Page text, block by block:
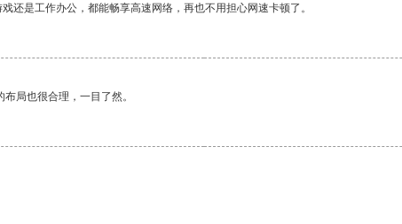
还是工作办公，都能畅享高速网络，再也不用担心网速卡顿了。
局也很合理，一目了然。